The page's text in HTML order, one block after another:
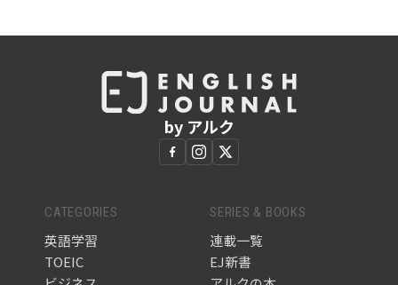
by アルク
CATEGORIES
英語学習
TOEIC
SERIES & BOOKS
連載一覧
EJ新書